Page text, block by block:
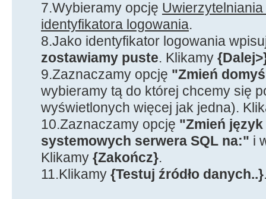
7.Wybieramy opcję
identyfikatora logowania.
8.Jako identyfikator logowania
zostawiamy puste. Klikamy
9.Zaznaczamy opcję "Zmień
wybieramy tą do której chcemy się
wyświetlonych więcej jak jedna).
10.Zaznaczamy opcję "Zmień
systemowych serwera SQL na:" i
Klikamy {Zakończ}.
11.Klikamy {Testuj źródło danych..}